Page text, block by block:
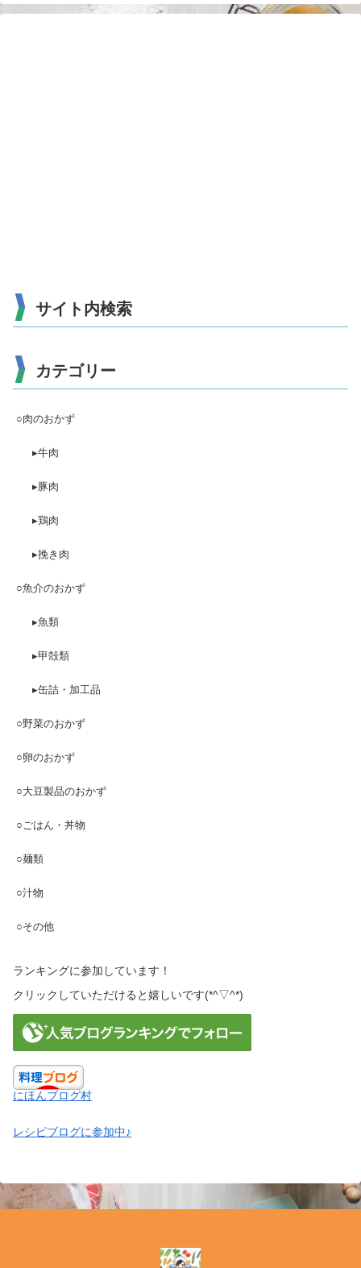
サイト内検索
カテゴリー
○肉のおかず
▸牛肉
▸豚肉
▸鶏肉
▸挽き肉
○魚介のおかず
▸魚類
▸甲殻類
▸缶詰・加工品
○野菜のおかず
○卵のおかず
○大豆製品のおかず
○ごはん・丼物
○麺類
○汁物
○その他
ランキングに参加しています！
クリックしていただけると嬉しいです(*^▽^*)
にほんブログ村
レシピブログに参加中♪